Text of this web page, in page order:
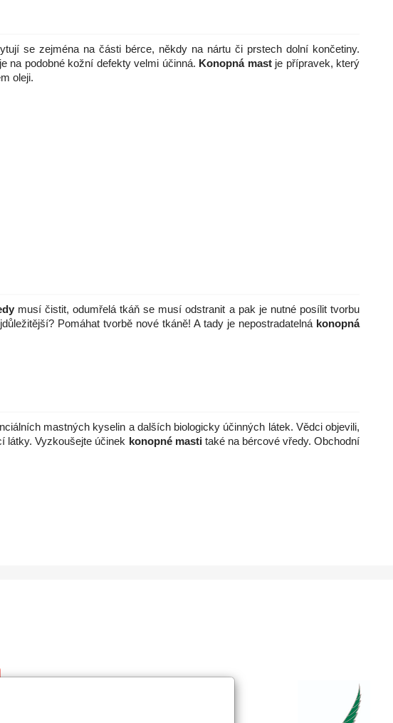
se zejména na části bérce, někdy na nártu či prstech dolní končetiny.
na podobné kožní defekty velmi účinná. Konopná mastje přípravek, který
oleji.
musí čistit, odumřelá tkáň se musí odstranit a pak je nutné posílit tvorbu
Pomáhat tvorbě nové tkáně! A tady je nepostradatelná konopná
mastných kyselin a dalších biologicky účinných látek. Vědci objevili,
látky. Vyzkoušejte účinek konopné mastitaké na bércové vředy. Obchodní